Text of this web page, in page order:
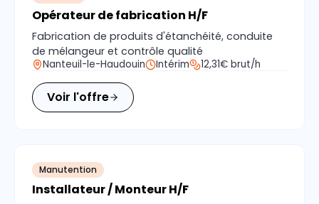
Opérateur de fabrication H/F
Fabrication de produits d'étanchéité, conduite
de mélangeur et contrôle qualité
Nanteuil-le-Haudouin Intérim 12,31€ brut/h
Voir l'offre
Manutention
Installateur / Monteur H/F